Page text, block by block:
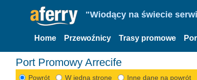
"Wiodący na świecie
Home Przewoźnicy Trasy promowe
Port Promowy Arrecife
Powrót W jedną stronę Inne dane na powrót